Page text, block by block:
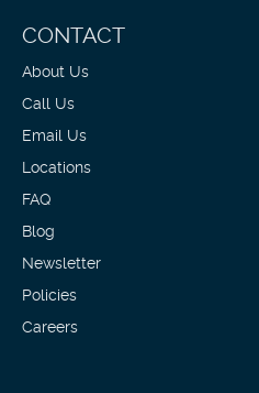
CONTACT
About Us
Call Us
Email Us
Locations
FAQ
Blog
Newsletter
Policies
Careers